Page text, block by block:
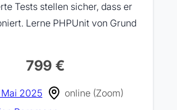
Tests stellen sicher, dass er
Lerne PHPUnit von Grund
799 €
2025
online (Zoom)